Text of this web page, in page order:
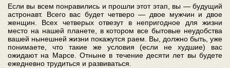
Если вы всем понравились и прошли этот этап, вы — будущий
астронавт. Всего вас будет четверо — двое мужчин и двое
женщин. Всех четверых отвезут в непригодное для жизни
место на нашей планете, в котором все бытовые неудобства
вашей нынешней жизни покажутся раем. Вы, должно быть, уже
понимаете, что такие же условия (если не худшие) вас
ожидают на Марсе. Отныне в течение десяти лет вы будете
ежедневно трудиться и развиваться.